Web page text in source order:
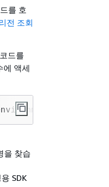
를 호
전 조회
드를
에 액세
을 찾습
SDK